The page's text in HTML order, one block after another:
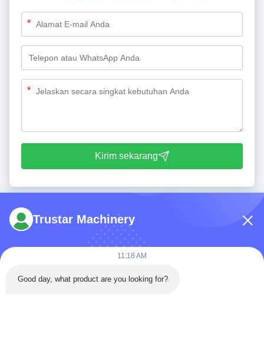
*
*
Kirim sekarang
Telp: 86-180-5882-0351
Trustar Machinery
11:18 AM
Good day, what product are you looking for?